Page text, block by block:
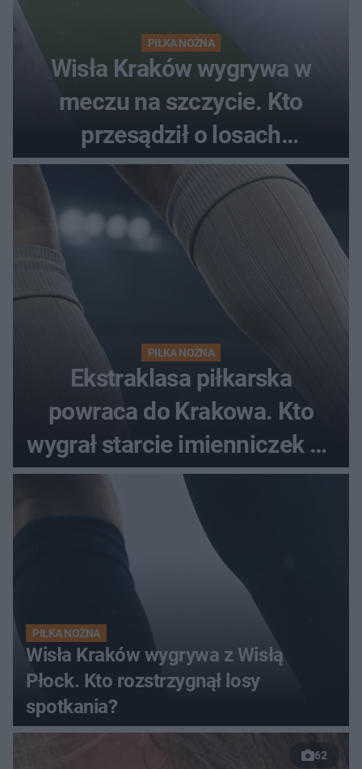
PIŁKA NOŻNA
Wisła Kraków wygrywa w
meczu na szczycie. Kto
przesądził o losach
spotkania?
PIŁKA NOŻNA
Ekstraklasa piłkarska
powraca do Krakowa. Kto
wygrał starcie imienniczek na
pełnym stadionie
PIŁKA NOŻNA
Wisła Kraków wygrywa z Wisłą
Płock. Kto rozstrzygnął losy
spotkania?
62